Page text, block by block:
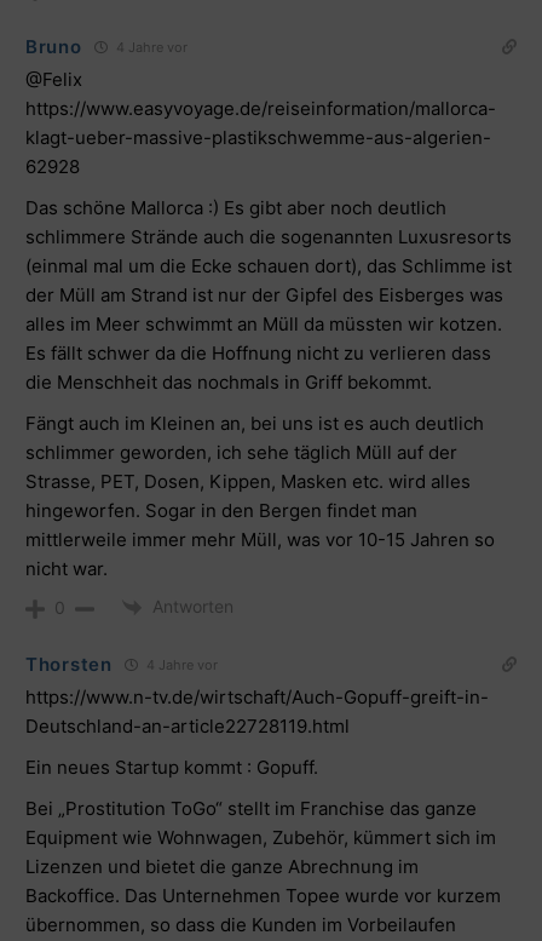
Bruno 4 Jahre vor
@Felix
https://www.easyvoyage.de/reiseinformation/mallorca-
klagt-ueber-massive-plastikschwemme-aus-algerien-
62928
Das schöne Mallorca :) Es gibt aber noch deutlich
schlimmere Strände auch die sogenannten Luxusresorts
(einmal mal um die Ecke schauen dort), das Schlimme ist
der Müll am Strand ist nur der Gipfel des Eisberges was
alles im Meer schwimmt an Müll da müssten wir kotzen.
Es fällt schwer da die Hoffnung nicht zu verlieren dass
die Menschheit das nochmals in Griff bekommt.
Fängt auch im Kleinen an, bei uns ist es auch deutlich
schlimmer geworden, ich sehe täglich Müll auf der
Strasse, PET, Dosen, Kippen, Masken etc. wird alles
hingeworfen. Sogar in den Bergen findet man
mittlerweile immer mehr Müll, was vor 10-15 Jahren so
nicht war.
0 Antworten
Thorsten 4 Jahre vor
https://www.n-tv.de/wirtschaft/Auch-Gopuff-greift-in-
Deutschland-an-article22728119.html
Ein neues Startup kommt : Gopuff.
Bei „Prostitution ToGo“ stellt im Franchise das ganze
Equipment wie Wohnwagen, Zubehör, kümmert sich im
Lizenzen und bietet die ganze Abrechnung im
Backoffice. Das Unternehmen Topee wurde vor kurzem
übernommen, so dass die Kunden im Vorbeilaufen